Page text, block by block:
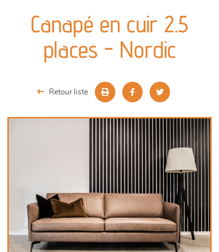
séjours
meubles de complément
Canapé en cuir 2.5
places - Nordic
Retour liste